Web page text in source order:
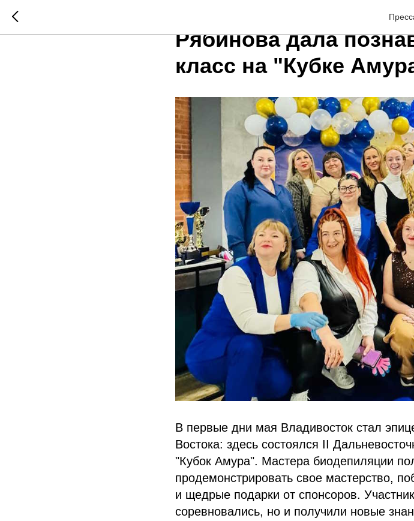
Инновации в
Рябинова дала
класс на "Кубке
В первые дни мая Владивосток стал
Востока: здесь состоялся II
"Кубок Амура". Мастера биодепиляции
продемонстрировать свое мастерство,
и щедрые подарки от спонсоров.
соревновались, но и получили новые